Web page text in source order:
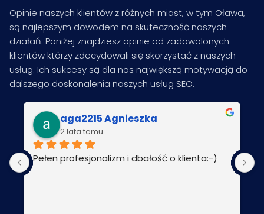
Opinie naszych klientów z różnych miast, w tym Oława,
są najlepszym dowodem na skuteczność naszych
działań. Poniżej znajdziesz opinie od zadowolonych
klientów którzy zdecydowali się skorzystać z naszych
usług. Ich sukcesy są dla nas największą motywacją do
dalszego doskonalenia naszych usług SEO.
aga2215 Agnieszka
2 lata temu
Pełen profesjonalizm i dbałość o klienta:-)